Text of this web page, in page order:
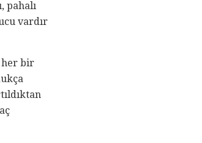
pahalı
vardır
her bir